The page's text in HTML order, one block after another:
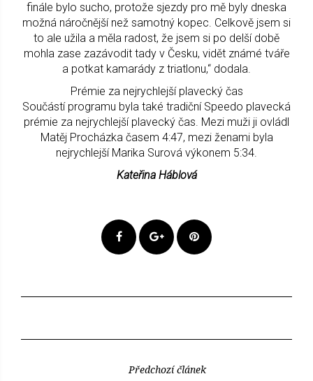
finále bylo sucho, protože sjezdy pro mě byly dneska
možná náročnější než samotný kopec. Celkově jsem si
to ale užila a měla radost, že jsem si po delší době
mohla zase zazávodit tady v Česku, vidět známé tváře
a potkat kamarády z triatlonu,“ dodala.
Prémie za nejrychlejší plavecký čas
Součástí programu byla také tradiční Speedo plavecká
prémie za nejrychlejší plavecký čas. Mezi muži ji ovládl
Matěj Procházka časem 4:47, mezi ženami byla
nejrychlejší Marika Surová výkonem 5:34.
Kateřina Háblová
Předchozí článek